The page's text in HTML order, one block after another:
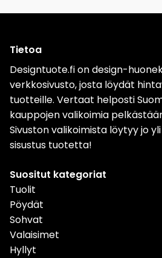
Tietoa
Designtuote.fi on design-
verkkosivusto, josta löydät
tuotteille. Vertaat helposti
kauppojen valikoimia
Sivuston valikoimista löytyy jo
sisustus tuotetta!
Suositut kategoriat
Tuolit
Pöydät
Sohvat
Valaisimet
Hyllyt